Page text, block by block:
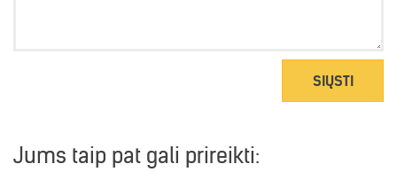
SIŲSTI
Jums taip pat gali prireikti: